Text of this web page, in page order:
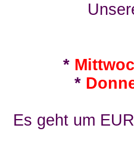
*
*
Es geht um